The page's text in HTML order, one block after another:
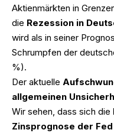
Aktienmärkten in
die Rezession in
wird als in seiner
Schrumpfen der
%).
Der aktuelle
allgemeinen
Wir sehen, dass sich die
Zinsprognose der